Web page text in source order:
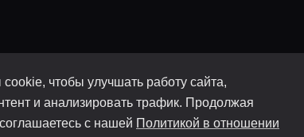
чтобы улучшать работу сайта,
и анализировать трафик. Продолжая
с нашей Политикой в отношении